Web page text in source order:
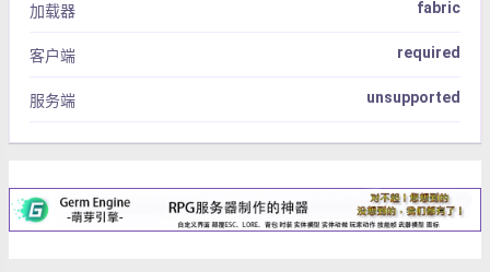
加载器 fabric
客户端 required
服务端 unsupported